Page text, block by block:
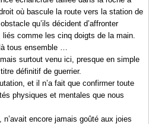
où bascule la route vers la station de
qu’ils décident d’affronter
comme les cinq doigts de la main.
tous ensemble …
surtout venu ici, presque en simple
définitif de guerrier.
et il n’a fait que confirmer toute
physiques et mentales que nous
n’avait encore jamais goûté aux joies